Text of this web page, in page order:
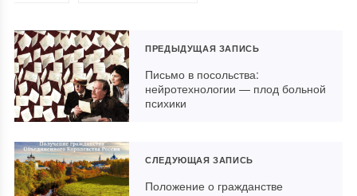
ПРЕДЫДУЩАЯ ЗАПИСЬ
Письмо в посольства:
нейротехнологии — плод больной
психики
СЛЕДУЮЩАЯ ЗАПИСЬ
Положение о гражданстве